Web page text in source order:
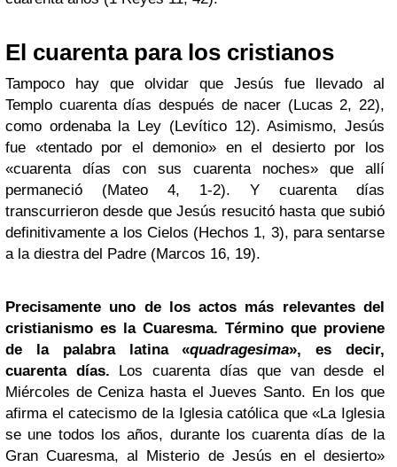
El cuarenta para los cristianos
Tampoco hay que olvidar que Jesús fue llevado al
Templo cuarenta días después de nacer (Lucas 2, 22),
como ordenaba la Ley (Levítico 12). Asimismo, Jesús
fue «tentado por el demonio» en el desierto por los
«cuarenta días con sus cuarenta noches» que allí
permaneció (Mateo 4, 1-2). Y cuarenta días
transcurrieron desde que Jesús resucitó hasta que subió
definitivamente a los Cielos (Hechos 1, 3), para sentarse
a la diestra del Padre (Marcos 16, 19).
Precisamente uno de los actos más relevantes del
cristianismo es la Cuaresma. Término que proviene
de la palabra latina «quadragesima», es decir,
cuarenta días. Los cuarenta días que van desde el
Miércoles de Ceniza hasta el Jueves Santo. En los que
afirma el catecismo de la Iglesia católica que «La Iglesia
se une todos los años, durante los cuarenta días de la
Gran Cuaresma, al Misterio de Jesús en el desierto»